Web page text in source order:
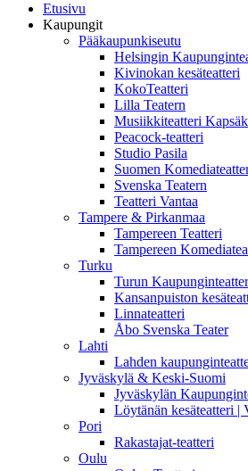
Etusivu
Kaupungit
Pääkaupunkiseutu
Helsingin
Kivinokan kesäteatteri
KokoTeatteri
Lilla Teatern
Musiikkiteatteri
Peacock-teatteri
Studio Pasila
Suomen
Svenska Teatern
Teatteri Vantaa
Tampere & Pirkanmaa
Tampereen Teatteri
Tampereen
Turku
Turun
Kansanpuiston
Linnateatteri
Åbo Svenska Teater
Lahti
Lahden
Jyväskylä & Keski-Suomi
Jyväskylän
Löytänän kesäteatteri |
Pori
Rakastajat-teatteri
Oulu